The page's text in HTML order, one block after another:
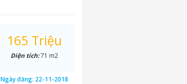
165 Triệu
Diện tích:71 m2
Ngày đăng: 22-11-2018